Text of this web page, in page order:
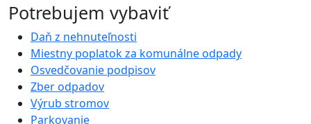
Potrebujem vybaviť
Daň z nehnuteľnosti
Miestny poplatok za komunálne odpady
Osvedčovanie podpisov
Zber odpadov
Výrub stromov
Parkovanie